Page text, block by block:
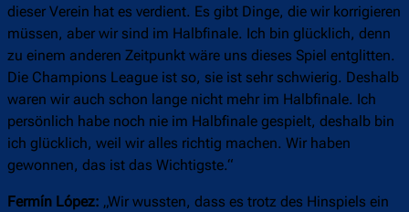
dieser Verein hat es verdient. Es gibt Dinge, die wir korrigieren
müssen, aber wir sind im Halbfinale. Ich bin glücklich, denn
zu einem anderen Zeitpunkt wäre uns dieses Spiel entglitten.
Die Champions League ist so, sie ist sehr schwierig. Deshalb
waren wir auch schon lange nicht mehr im Halbfinale. Ich
persönlich habe noch nie im Halbfinale gespielt, deshalb bin
ich glücklich, weil wir alles richtig machen. Wir haben
gewonnen, das ist das Wichtigste.“
Fermín López: „Wir wussten, dass es trotz des Hinspiels ein